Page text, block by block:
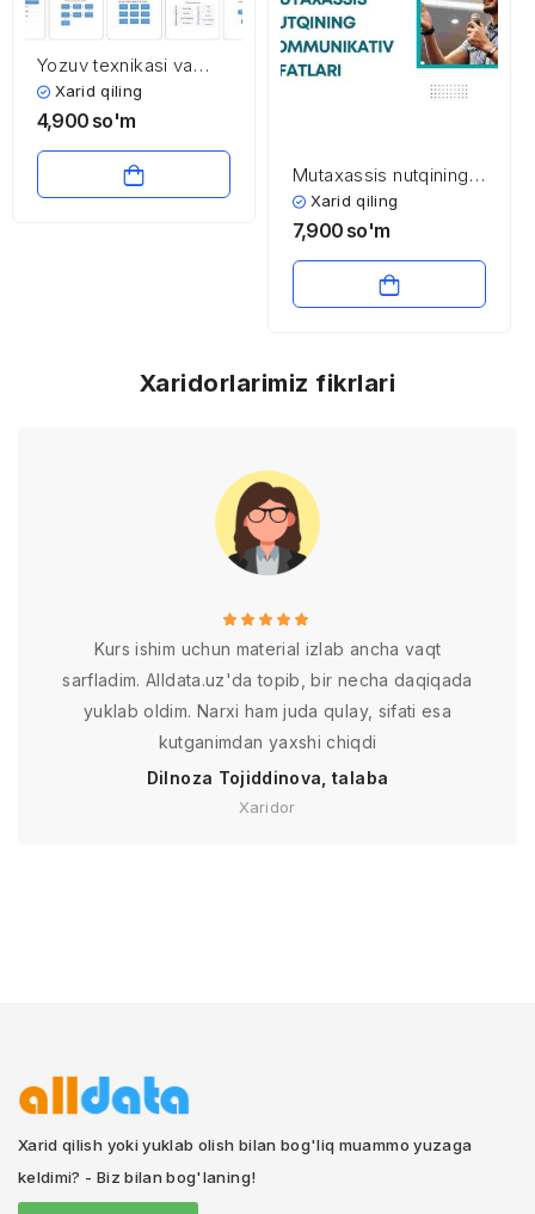
Yozuv texnikasi va
og’zaki nutq
Xarid qiling
4,900 so'm
Mutaxassis nutqining
kommunikativ sifatlari
Xarid qiling
7,900 so'm
Xaridorlarimiz fikrlari
Kurs ishim uchun material izlab ancha vaqt
sarfladim. Alldata.uz'da topib, bir necha daqiqada
yuklab oldim. Narxi ham juda qulay, sifati esa
kutganimdan yaxshi chiqdi
Dilnoza Tojiddinova, talaba
Xaridor
Xarid qilish yoki yuklab olish bilan bog'liq muammo yuzaga
keldimi? - Biz bilan bog'laning!